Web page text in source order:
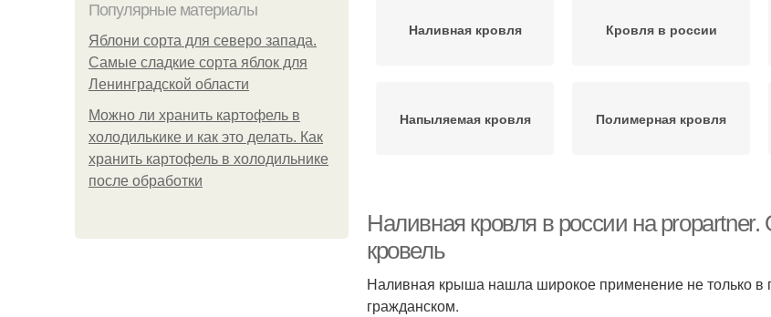
Популярные материалы
Яблони сорта для северо запада.
Самые сладкие сорта яблок для
Ленинградской области
Можно ли хранить картофель в
холодилькике и как это делать. Как
хранить картофель в холодильнике
после обработки
Наливная кровля Кровля в россии
Напыляемая кровля Полимерная кровля
Наливная кровля в россии на
кровель
Наливная крыша нашла широкое применение не только
гражданском.